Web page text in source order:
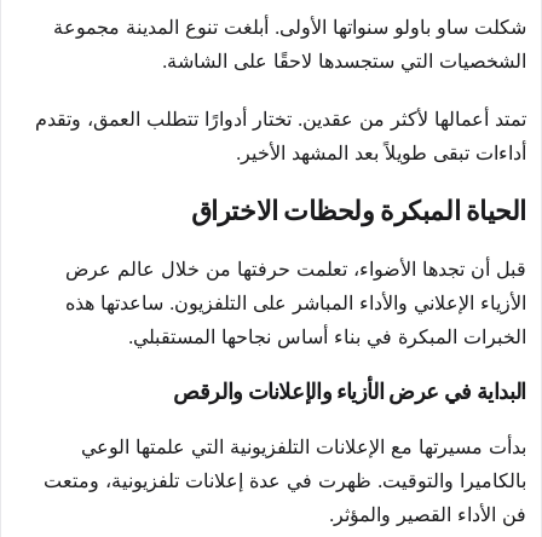
شكلت ساو باولو سنواتها الأولى. أبلغت تنوع المدينة مجموعة
الشخصيات التي ستجسدها لاحقًا على الشاشة.
تمتد أعمالها لأكثر من عقدين. تختار أدوارًا تتطلب العمق، وتقدم
أداءات تبقى طويلاً بعد المشهد الأخير.
الحياة المبكرة ولحظات الاختراق
قبل أن تجدها الأضواء، تعلمت حرفتها من خلال عالم عرض
الأزياء الإعلاني والأداء المباشر على التلفزيون. ساعدتها هذه
الخبرات المبكرة في بناء أساس نجاحها المستقبلي.
البداية في عرض الأزياء والإعلانات والرقص
بدأت مسيرتها مع الإعلانات التلفزيونية التي علمتها الوعي
بالكاميرا والتوقيت. ظهرت في عدة إعلانات تلفزيونية، ومتعت
فن الأداء القصير والمؤثر.